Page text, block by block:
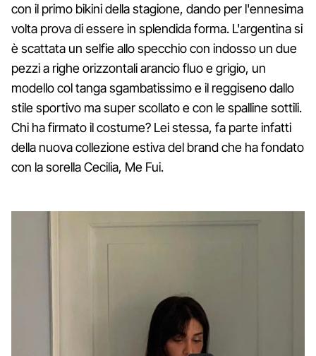
con il primo bikini della stagione, dando per l'ennesima
volta prova di essere in splendida forma. L'argentina si
è scattata un selfie allo specchio con indosso un due
pezzi a righe orizzontali arancio fluo e grigio, un
modello col tanga sgambatissimo e il reggiseno dallo
stile sportivo ma super scollato e con le spalline sottili.
Chi ha firmato il costume? Lei stessa, fa parte infatti
della nuova collezione estiva del brand che ha fondato
con la sorella Cecilia, Me Fui.